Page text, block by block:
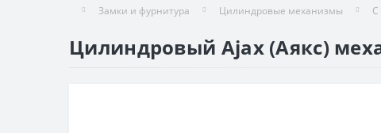
Замки и фурнитура Цилиндровые механизмы
Цилиндровый Ajax (Аякс)